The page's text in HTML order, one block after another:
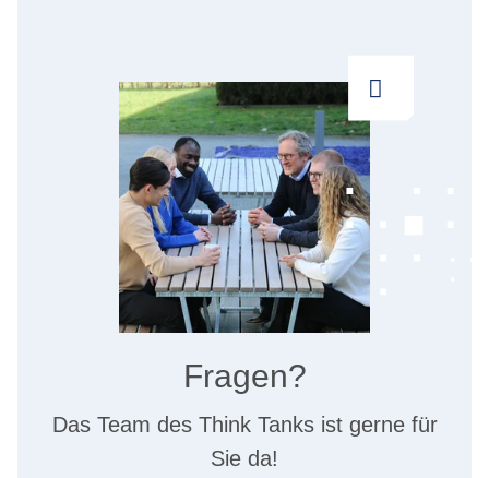
Fragen?
Das Team des Think Tanks ist gerne für
Sie da!